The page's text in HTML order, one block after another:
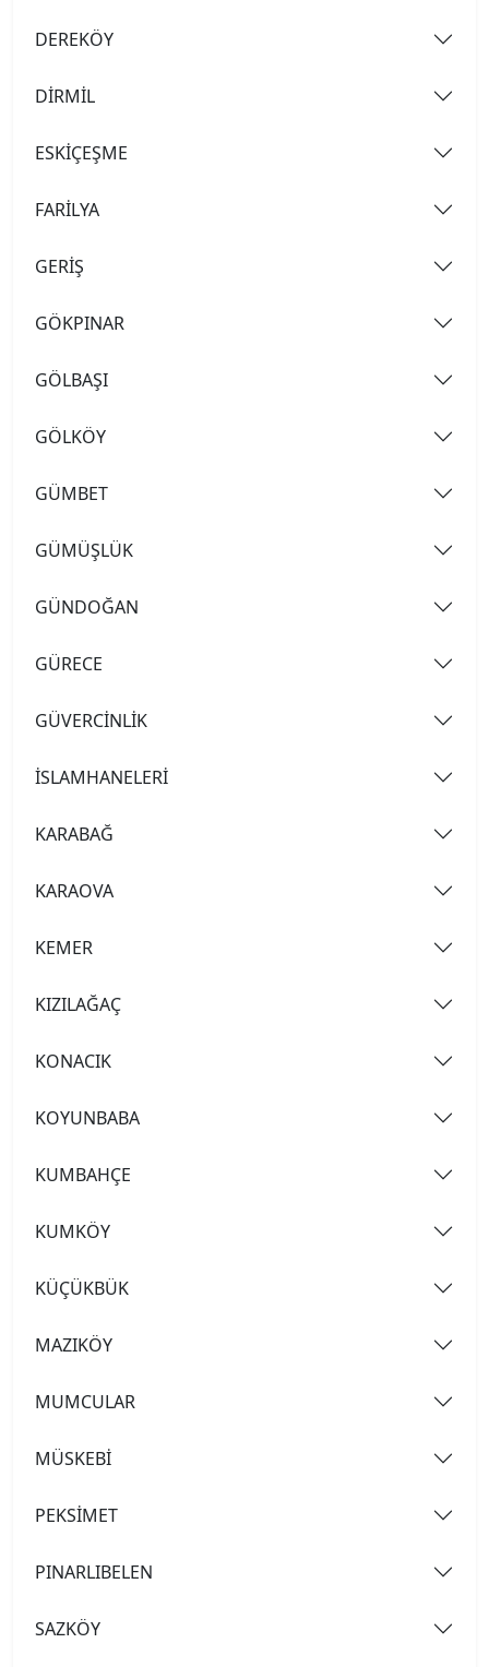
DEREKÖY
DİRMİL
ESKİÇEŞME
FARİLYA
GERİŞ
GÖKPINAR
GÖLBAŞI
GÖLKÖY
GÜMBET
GÜMÜŞLÜK
GÜNDOĞAN
GÜRECE
GÜVERCİNLİK
İSLAMHANELERİ
KARABAĞ
KARAOVA
KEMER
KIZILAĞAÇ
KONACIK
KOYUNBABA
KUMBAHÇE
KUMKÖY
KÜÇÜKBÜK
MAZIKÖY
MUMCULAR
MÜSKEBİ
PEKSİMET
PINARLIBELEN
SAZKÖY